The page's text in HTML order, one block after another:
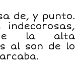
de, y punto.
indecorosas,
la alta
al son de lo